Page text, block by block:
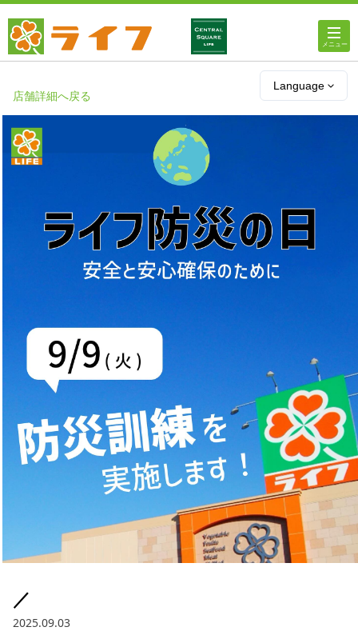
Language
店舗・チラシ情報
オンラインストア
ライフネットスーパー
企業情報
採用情報
お問い合わせ
Contact us in English
店舗詳細へ戻る
／
2025.09.03